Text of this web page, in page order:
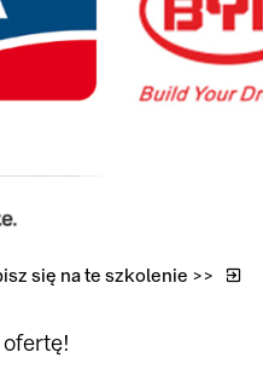
się na te szkolenie >>
ofertę!